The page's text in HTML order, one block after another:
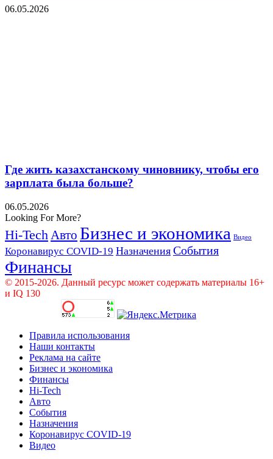
06.05.2026
Где жить казахстанскому чиновнику, чтобы его
зарплата была больше?
06.05.2026
Looking For More?
Hi-Tech Авто Бизнес и экономика Видео
Коронавирус COVID-19 Назначения События
Финансы
© 2015-2026. Данный ресурс может содержать материалы 16+
и IQ 130
Правила использования
Наши контакты
Реклама на сайте
Бизнес и экономика
Финансы
Hi-Tech
Авто
События
Назначения
Коронавирус COVID-19
Видео